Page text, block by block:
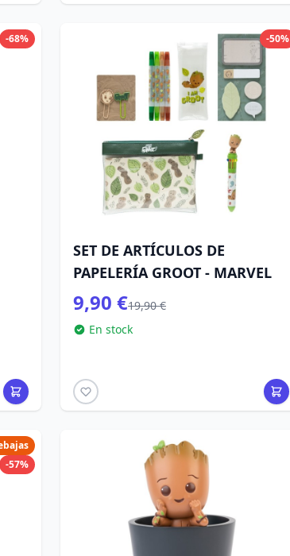
-68% -50%
SET DE ARTÍCULOS DE
PAPELERÍA GROOT - MARVEL
9,90 €19,90 €
En stock
-57%